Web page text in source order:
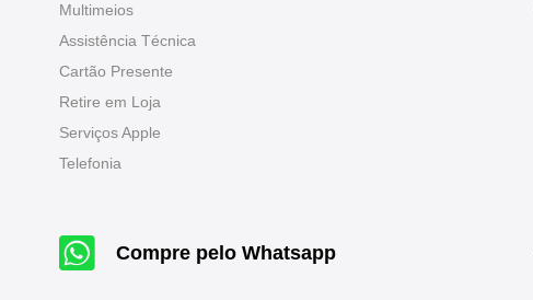
Multimeios
Assistência Técnica
Cartão Presente
Retire em Loja
Serviços Apple
Telefonia
Compre pelo Whatsapp